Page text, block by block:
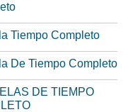
Tiempo Completo
De Tiempo Completo
DE TIEMPO